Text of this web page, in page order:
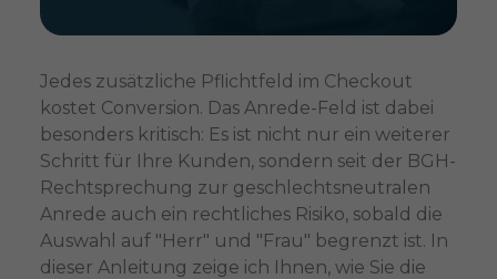
Jedes zusätzliche Pflichtfeld im Checkout
kostet Conversion. Das Anrede-Feld ist dabei
besonders kritisch: Es ist nicht nur ein weiterer
Schritt für Ihre Kunden, sondern seit der BGH-
Rechtsprechung zur geschlechtsneutralen
Anrede auch ein rechtliches Risiko, sobald die
Auswahl auf "Herr" und "Frau" begrenzt ist. In
dieser Anleitung zeige ich Ihnen, wie Sie die